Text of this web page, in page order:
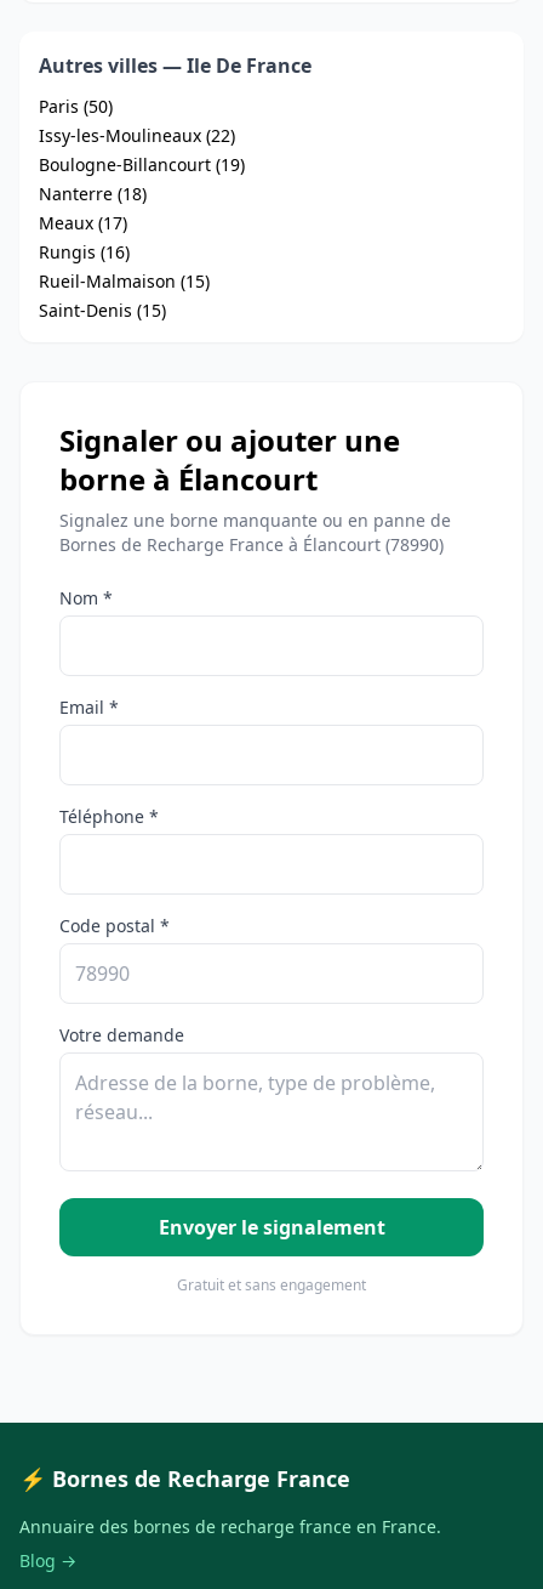
Autres villes — Ile De France
Paris (50)
Issy-les-Moulineaux (22)
Boulogne-Billancourt (19)
Nanterre (18)
Meaux (17)
Rungis (16)
Rueil-Malmaison (15)
Saint-Denis (15)
Signaler ou ajouter une
borne à Élancourt
Signalez une borne manquante ou en panne de
Bornes de Recharge France à Élancourt (78990)
Nom *
Email *
Téléphone *
Code postal *
Votre demande
Envoyer le signalement
Gratuit et sans engagement
⚡ Bornes de Recharge France
Annuaire des bornes de recharge france en France.
Blog →